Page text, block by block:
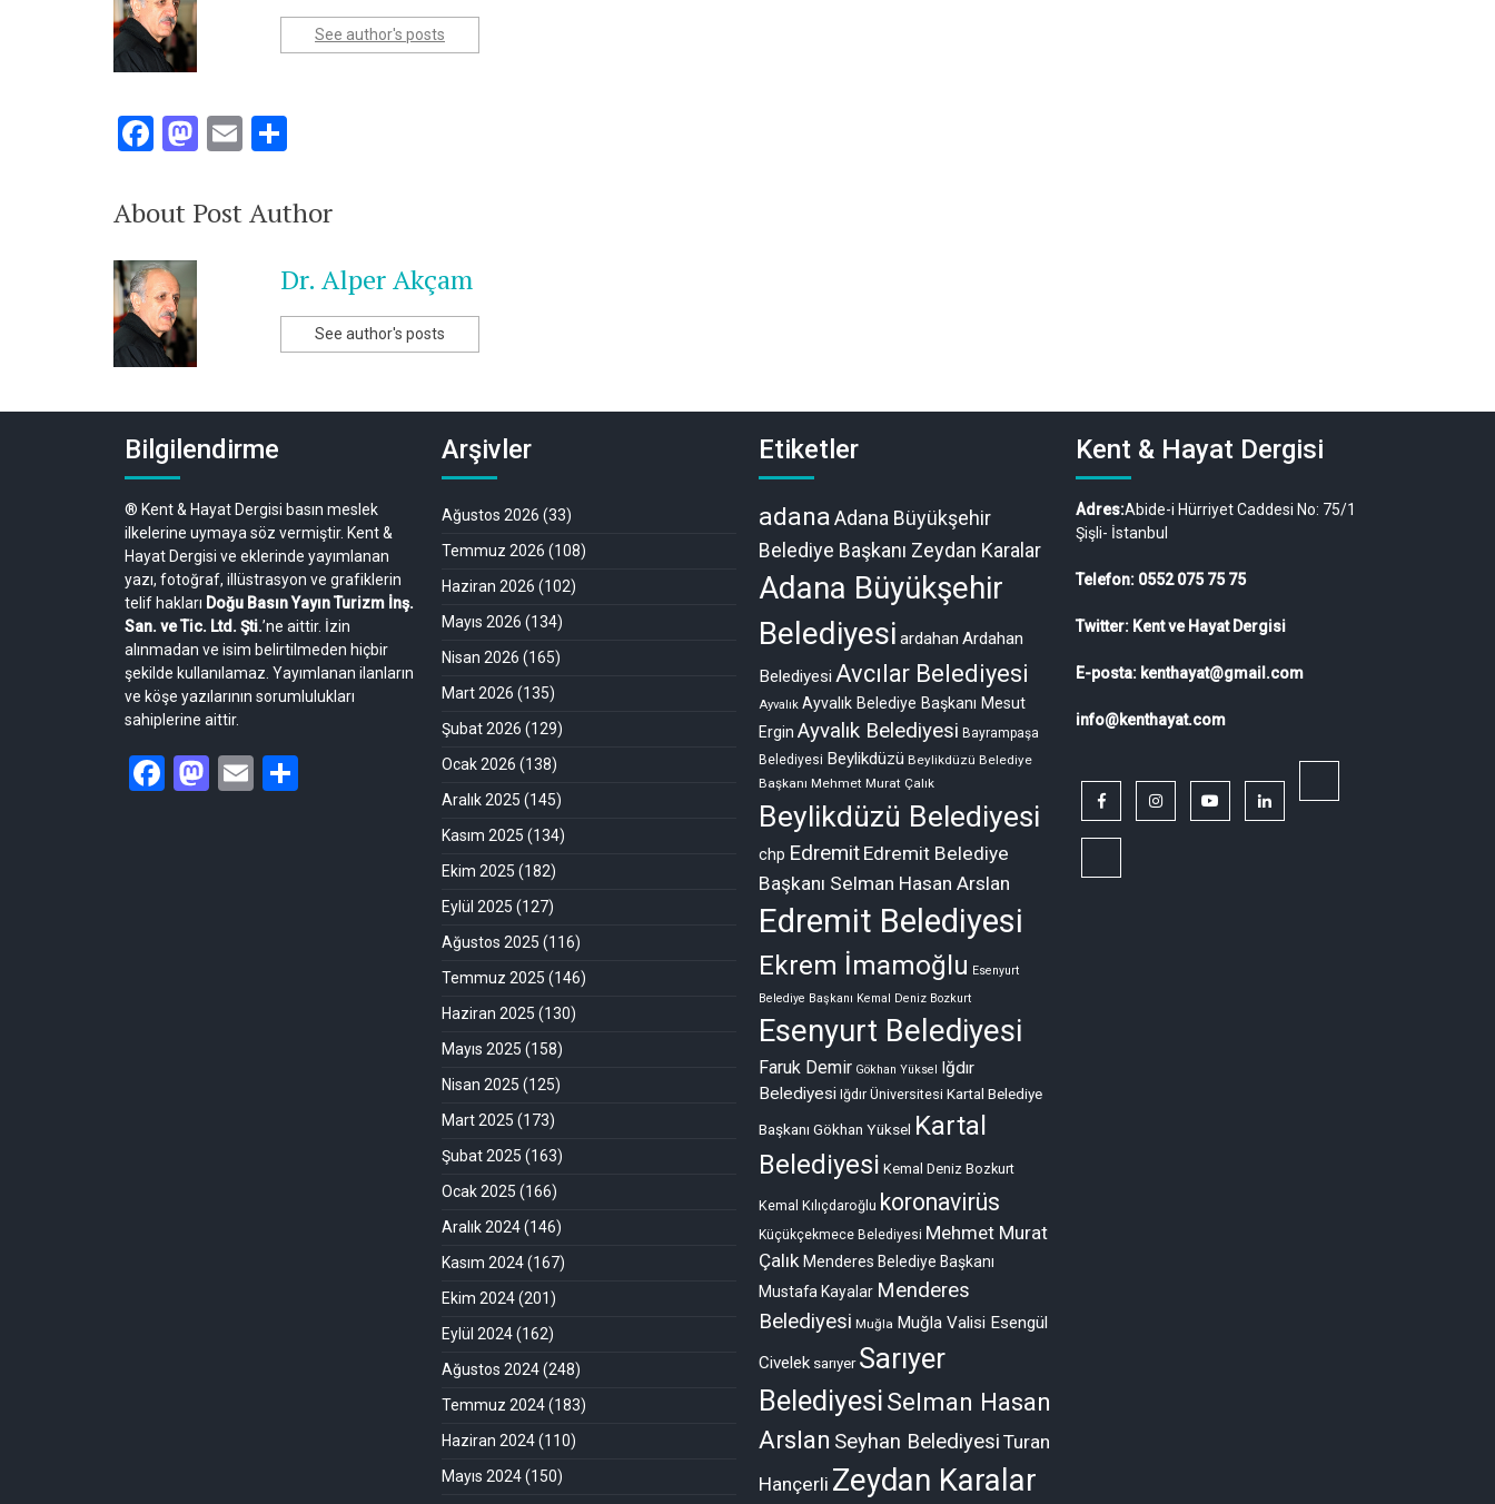
See author's posts
Facebook
Mastodon
Email
About Post Author
Dr. Alper Akçam
See author's posts
Bilgilendirme
® Kent & Hayat Dergisi basın meslek
ilkelerine uymaya söz vermiştir. Kent &
Hayat Dergisi ve eklerinde yayımlanan
yazı, fotoğraf, illüstrasyon ve grafiklerin
telif hakları Doğu Basın Yayın Turizm İnş.
San. ve Tic. Ltd. Şti.’ne aittir. İzin
alınmadan ve isim belirtilmeden hiçbir
şekilde kullanılamaz. Yayımlanan ilanların
ve köşe yazılarının sorumlulukları
sahiplerine aittir.
Facebook
Mastodon
Email
Arşivler
Ağustos 2026 (33)
Temmuz 2026 (108)
Haziran 2026 (102)
Mayıs 2026 (134)
Nisan 2026 (165)
Mart 2026 (135)
Şubat 2026 (129)
Ocak 2026 (138)
Aralık 2025 (145)
Kasım 2025 (134)
Ekim 2025 (182)
Eylül 2025 (127)
Ağustos 2025 (116)
Temmuz 2025 (146)
Haziran 2025 (130)
Mayıs 2025 (158)
Nisan 2025 (125)
Mart 2025 (173)
Şubat 2025 (163)
Ocak 2025 (166)
Aralık 2024(146)
Kasım 2024(167)
Ekim 2024(201)
Eylül 2024(162)
Ağustos 2024(248)
Temmuz 2024(183)
Haziran 2024(110)
Mayıs 2024(150)
Etiketler
adanaAdana Büyükşehir
Belediye Başkanı Zeydan Karalar
Adana Büyükşehir
Belediyesi ardahan Ardahan
Belediyesi Avcılar Belediyesi
Ayvalık Ayvalık Belediye Başkanı Mesut
Ergin Ayvalık Belediyesi Bayrampaşa
Belediyesi Beylikdüzü Beylikdüzü Belediye
Başkanı Mehmet Murat Çalık
Beylikdüzü Belediyesi
chp Edremit Edremit Belediye
Başkanı Selman Hasan Arslan
Edremit Belediyesi
Ekrem İmamoğlu Esenyurt
Belediye Başkanı Kemal Deniz Bozkurt
Esenyurt Belediyesi
Faruk Demir Gökhan Yüksel Iğdır
Belediyesi Iğdır Üniversitesi Kartal Belediye
Başkanı Gökhan Yüksel Kartal
Belediyesi Kemal Deniz Bozkurt
Kemal Kılıçdaroğlu koronavirüs
Küçükçekmece Belediyesi Mehmet Murat
Çalık Menderes Belediye Başkanı
Mustafa Kayalar Menderes
Belediyesi Muğla Muğla Valisi Esengül
Civelek sarıyer Sarıyer
BelediyesiSelman Hasan
Arslan Seyhan Belediyesi Turan
Hançerli Zeydan Karalar
Kent & Hayat Dergisi
Adres:Abide-i Hürriyet Caddesi No: 75/1
Şişli- İstanbul
Telefon: 0552 075 75 75
Twitter: Kent ve Hayat Dergisi
E-posta: kenthayat@gmail.com
info@kenthayat.com
facebookinstagramyoutubelinkedin